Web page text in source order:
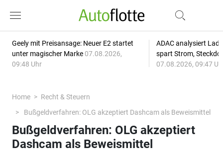
Geely mit Preisansage: Neuer E2 startet
unter magischer Marke 07.08.2026,
09:48 Uhr
ADAC analysiert
spart Strom,
07.08.2026, 09:47
Home
Recht & Steuern
Bußgeldverfahren: OLG akzeptiert Dashcam als Beweismittel
Bußgeldverfahren: OLG akzeptiert
Dashcam als Beweismittel